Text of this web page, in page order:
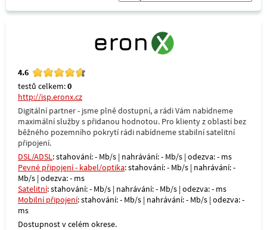
4.6
testů celkem:0
http://isp.eronx.cz
Digitální partner - jsme plně dostupní, a rádi Vám nabídneme
maximální služby s přidanou hodnotou. Pro klienty z oblastí bez
běžného pozemního pokrytí rádi nabídneme stabilní satelitní
připojení.
DSL/ADSL: stahování: - Mb/s | nahrávání: - Mb/s | odezva: - ms
Pevné připojení - kabel/optika: stahování: - Mb/s | nahrávání: -
Mb/s | odezva: - ms
Satelitní: stahování: - Mb/s | nahrávání: - Mb/s | odezva: - ms
Mobilní připojení: stahování: - Mb/s | nahrávání: - Mb/s | odezva: -
ms
Dostupnost v celém okrese.